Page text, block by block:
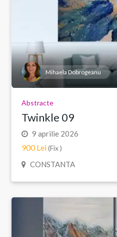
Mihaela Dobrogeanu
Abstracte
Twinkle 09
9 aprilie 2026
900 Lei(Fix )
CONSTANTA